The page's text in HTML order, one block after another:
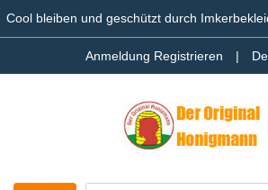
Cool bleiben und geschützt durch
Anmeldung Registrieren |